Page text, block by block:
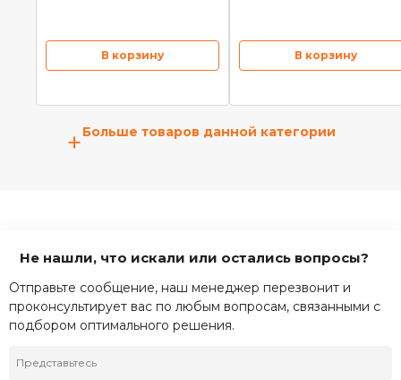
В корзину В корзину
+Больше товаров данной категории
Не нашли, что искали или остались вопросы?
Отправьте сообщение, наш менеджер перезвонит и
проконсультирует вас по любым вопросам, связанными с
подбором оптимального решения.